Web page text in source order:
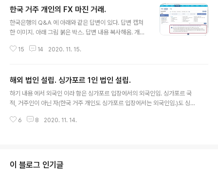
개인 또는 법인. 2. 한국에 주소지 없어도 연속 183일 이상 한국 땅 내에 거주한
개인. -- 183일은 1년 365 일 중 절반 365/2 = 182.5 로 정해진 수치임. 1회
송금 에서 국세청 통보..
한국 거주 개인의 FX 마진 거래.
한국은행의 Q&A 에 아래와 같은 답변이 있다. 답변 캡쳐
한 이미지. 아래 그림 붉은 박스. 답변 내용 복사해옴. 개인
X마진거래를 하는 경우, 동 거래는 외국환업무취급기관을
외국환업무취급기관인 국내 투자중개업자를 통하지 않고
외국 선물업자를 통해 FX마진거래를 하는 것은 허용되지
않음(자본시장법 시행령 제184조) 상기 한국은행측의 답
국 개인은 외국선물업자를 통한 FX마진거래 불가능하다."
15 14 2020. 11. 15.
해외 법인 설립. 싱가포르 1인 법인 설립.
하기 내용 에서 외국인 이라 함은 싱가포르 입장에서의 외국인임. 싱가포르 국
적, 거주인이 아닌 자(한국 거주 개인도 싱가포르 입장에서는 외국인임.)도 싱가
인 : 현지이사 1인 필수. - 주주 1인 : 자본금 최소 1 달러(싱가폴달러), 외국인 단
자 (Citizen) - 영주권자(PR) - 설립 법인의 고용비자 (EP - Employment P
ass) 소지자. 싱가포르 법인 서기 최소 1인..
6 8 2020. 11. 14.
이 블로그 인기글